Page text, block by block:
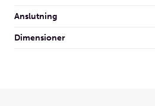
Anslutning
Dimensioner